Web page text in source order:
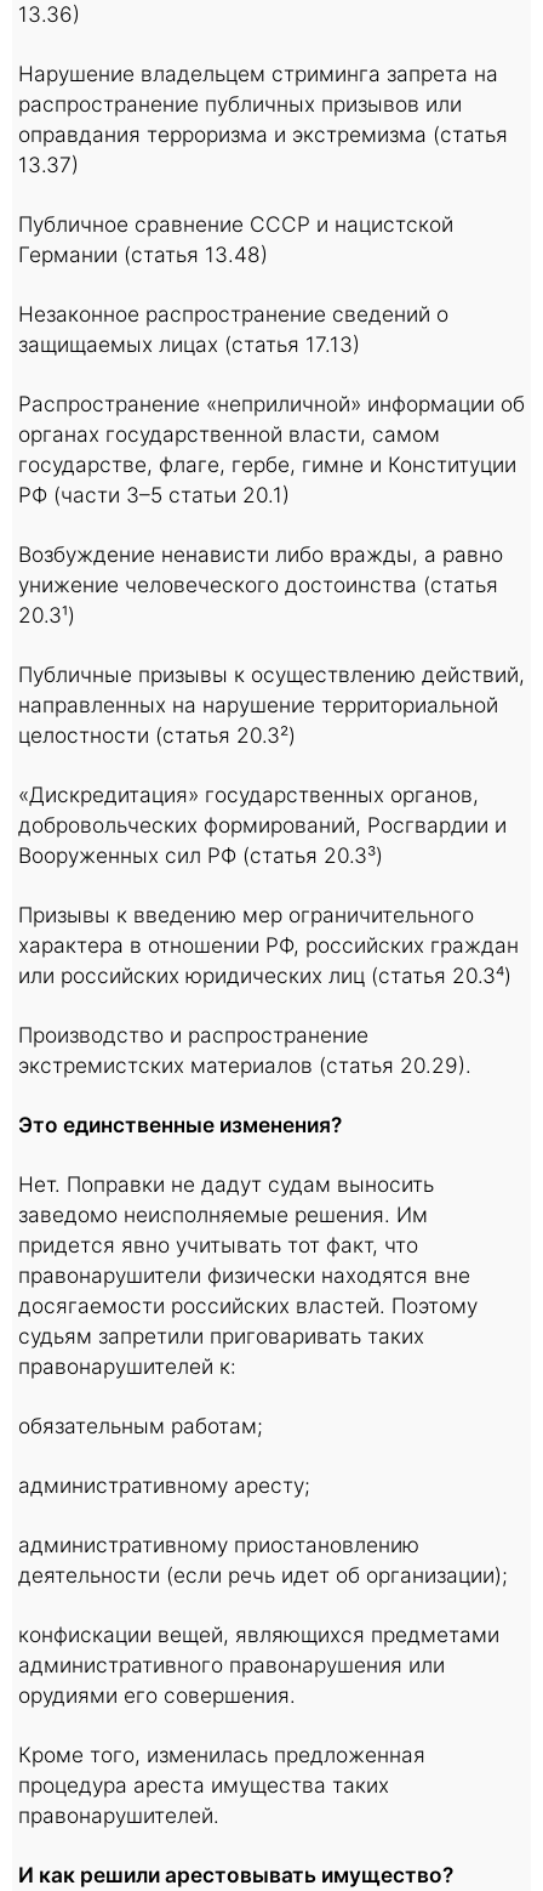
13.36)
Нарушение владельцем стриминга запрета на
распространение публичных призывов или
оправдания терроризма и экстремизма (статья
13.37)
Публичное сравнение СССР и нацистской
Германии (статья 13.48)
Незаконное распространение сведений о
защищаемых лицах (статья 17.13)
Распространение «неприличной» информации об
органах государственной власти, самом
государстве, флаге, гербе, гимне и Конституции
РФ (части 3–5 статьи 20.1)
Возбуждение ненависти либо вражды, а равно
унижение человеческого достоинства (статья
20.3¹)
Публичные призывы к осуществлению действий,
направленных на нарушение территориальной
целостности (статья 20.3²)
«Дискредитация» государственных органов,
добровольческих формирований, Росгвардии и
Вооруженных сил РФ (статья 20.3³)
Призывы к введению мер ограничительного
характера в отношении РФ, российских граждан
или российских юридических лиц (статья 20.3⁴)
Производство и распространение
экстремистских материалов (статья 20.29).
Это единственные изменения?
Нет. Поправки не дадут судам выносить
заведомо неисполняемые решения. Им
придется явно учитывать тот факт, что
правонарушители физически находятся вне
досягаемости российских властей. Поэтому
судьям запретили приговаривать таких
правонарушителей к:
обязательным работам;
административному аресту;
административному приостановлению
деятельности (если речь идет об организации);
конфискации вещей, являющихся предметами
административного правонарушения или
орудиями его совершения.
Кроме того, изменилась предложенная
процедура ареста имущества таких
правонарушителей.
И как решили арестовывать имущество?